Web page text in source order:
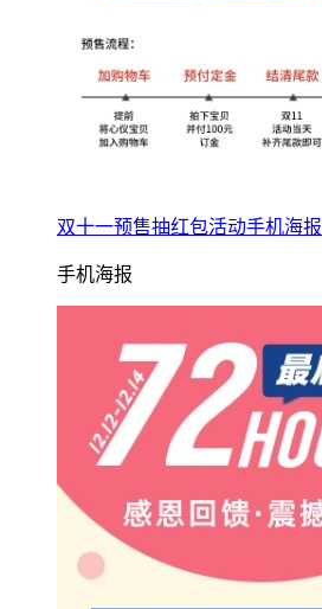
双十一预售抽红包活动手机海报
手机海报